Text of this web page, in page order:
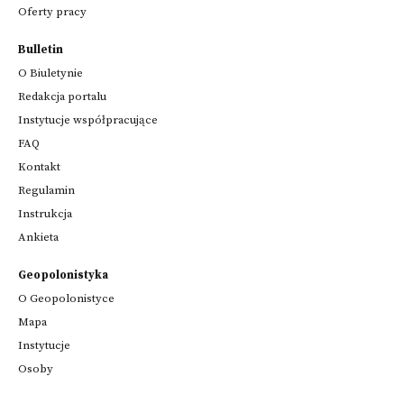
Oferty pracy
Bulletin
O Biuletynie
Redakcja portalu
Instytucje współpracujące
FAQ
Kontakt
Regulamin
Instrukcja
Ankieta
Geopolonistyka
O Geopolonistyce
Mapa
Instytucje
Osoby